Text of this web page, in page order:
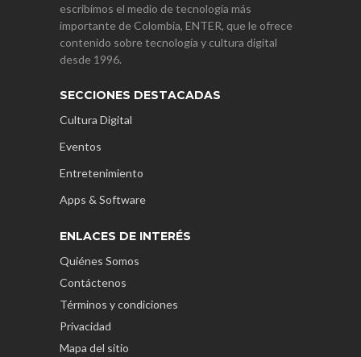
escribimos el medio de tecnología más
importante de Colombia, ENTER, que le ofrece
contenido sobre tecnología y cultura digital
desde 1996.
SECCIONES DESTACADAS
Cultura Digital
Eventos
Entretenimiento
Apps & Software
ENLACES DE INTERÉS
Quiénes Somos
Contáctenos
Términos y condiciones
Privacidad
Mapa del sitio